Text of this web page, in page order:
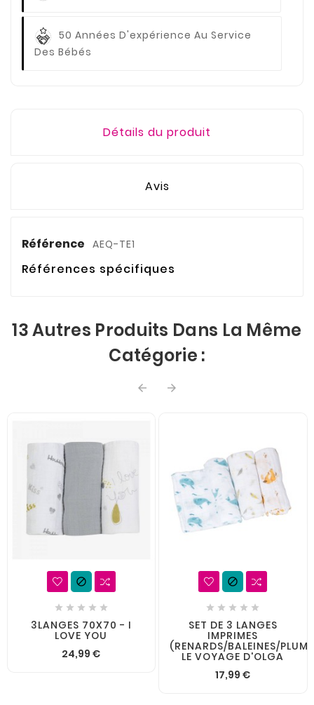
50 Années D'expérience Au Service
Des Bébés
Détails du produit
Avis
Référence AEQ-TE1
Références spécifiques
13 Autres Produits Dans La Même
Catégorie :
 

    
3LANGES 70X70 - I
LOVE YOU
24,99 €

    
SET DE 3 LANGES
IMPRIMES
(RENARDS/BALEINES/
LE VOYAGE D'OLGA
17,99 €